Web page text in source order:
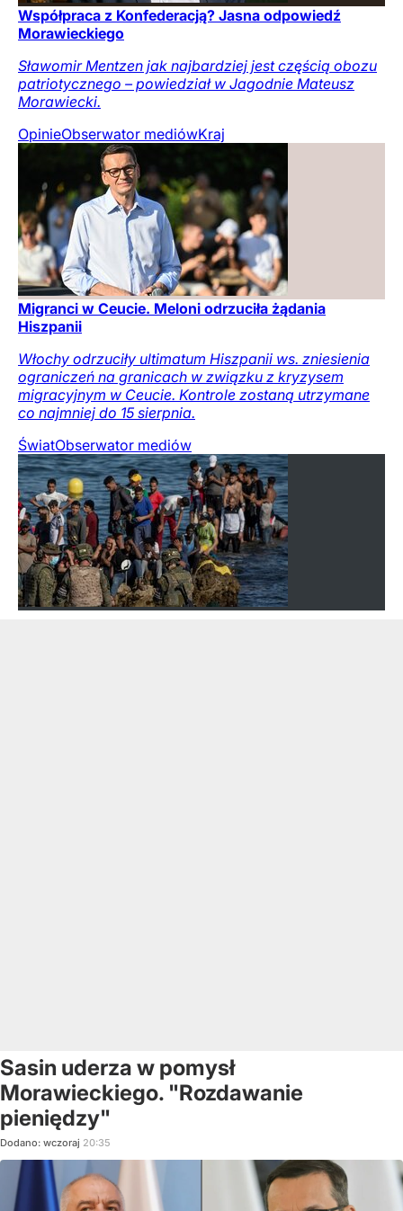
Współpraca z Konfederacją? Jasna odpowiedź
Morawieckiego
Sławomir Mentzen jak najbardziej jest częścią obozu
patriotycznego – powiedział w Jagodnie Mateusz
Morawiecki.
OpinieObserwator mediówKraj
Migranci w Ceucie. Meloni odrzuciła żądania
Hiszpanii
Włochy odrzuciły ultimatum Hiszpanii ws. zniesienia
ograniczeń na granicach w związku z kryzysem
migracyjnym w Ceucie. Kontrole zostaną utrzymane
co najmniej do 15 sierpnia.
ŚwiatObserwator mediów
Sasin uderza w pomysł
Morawieckiego. "Rozdawanie
pieniędzy"
Dodano: wczoraj 20:35